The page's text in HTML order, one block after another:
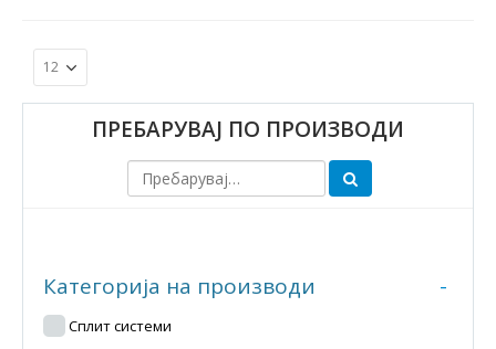
ПРЕБАРУВАЈ ПО ПРОИЗВОДИ
Категорија на производи -
Сплит системи